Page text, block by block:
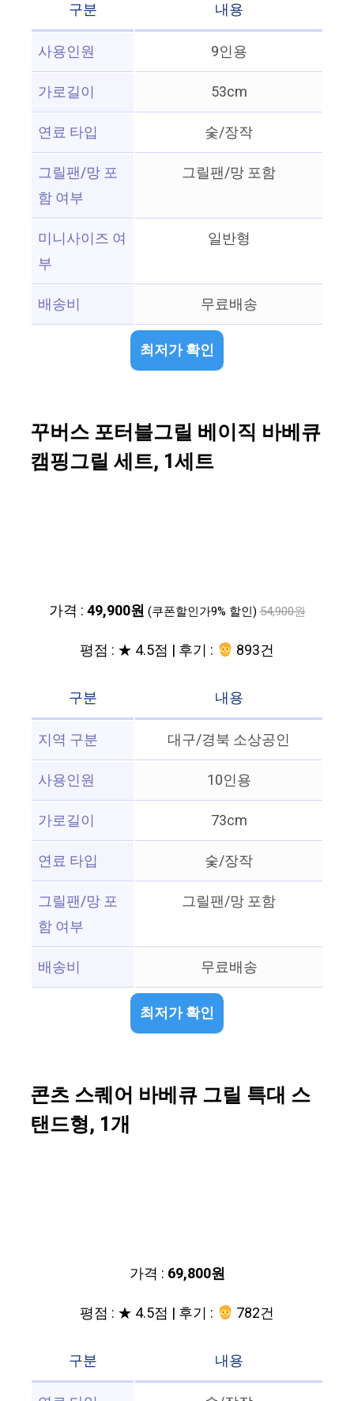
구분
내용
사용인원
9인용
가로길이
53cm
연료 타입
숯/장작
그릴팬/망 포
함 여부
그릴팬/망 포함
미니사이즈 여
부
일반형
배송비 무료배송
최저가 확인
꾸버스 포터블그릴 베이직 바베큐
캠핑그릴 세트, 1세트
가격 :49,900원 (쿠폰할인가9% 할인) 54,900원
평점 : ★ 4.5점 | 후기 : 893건
구분
내용
지역 구분
대구/경북 소상공인
사용인원
10인용
가로길이
73cm
연료 타입
숯/장작
그릴팬/망 포
함 여부
그릴팬/망 포함
배송비 무료배송
최저가 확인
콘츠 스퀘어 바베큐 그릴 특대 스
탠드형, 1개
가격 : 69,800원
평점 : ★ 4.5점 | 후기 :
782건
구분
내용